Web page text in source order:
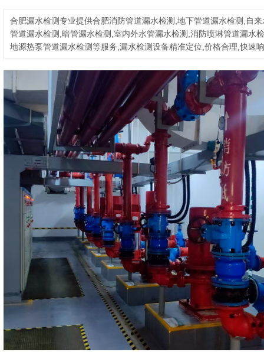
合肥漏水检测专业提供合肥消防管道漏水检测,地下管道漏水检测,自
管道漏水检测,暗管漏水检测,室内外水管漏水检测,消防喷淋管道漏水
地源热泵管道漏水检测等服务,漏水检测设备精准定位,价格合理,快速